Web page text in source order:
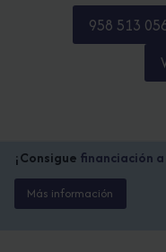
958 513
¡Consigue financiación
Más información